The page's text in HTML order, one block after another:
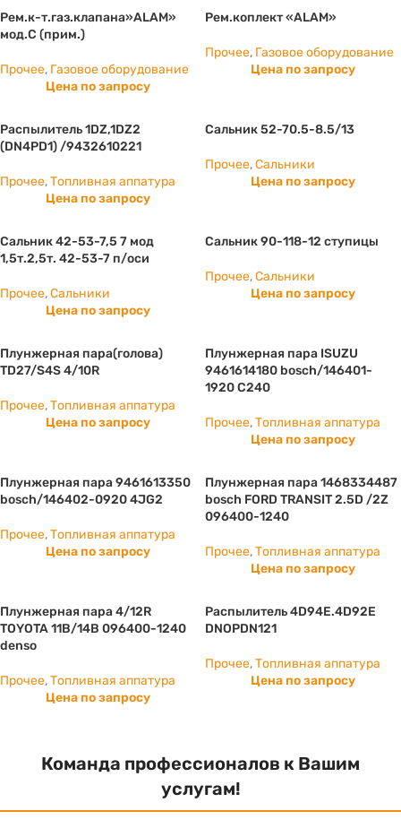
Рем.к-т.газ.клапана»ALAM»
мод.С (прим.)
Прочее, Газовое оборудование
Цена по запросу
Рем.коплект «ALAM»
Прочее, Газовое оборудование
Цена по запросу
Распылитель 1DZ,1DZ2
(DN4PD1) /9432610221
Прочее,Топливная аппатура
Цена по запросу
Сальник 52-70.5-8.5/13
Прочее,Сальники
Цена по запросу
Сальник 42-53-7,5 7 мод
1,5т.2,5т. 42-53-7 п/оси
Прочее,Сальники
Цена по запросу
Сальник 90-118-12 ступицы
Прочее,Сальники
Цена по запросу
Плунжерная пара(голова)
TD27/S4S 4/10R
Прочее,Топливная аппатура
Цена по запросу
Плунжерная пара ISUZU
9461614180 bosch/146401-
1920 С240
Прочее,Топливная аппатура
Цена по запросу
Плунжерная пара 9461613350
bosch/146402-0920 4JG2
Прочее,Топливная аппатура
Цена по запросу
Плунжерная пара 1468334487
bosch FORD TRANSIT 2.5D /2Z
096400-1240
Прочее,Топливная аппатура
Цена по запросу
Плунжерная пара 4/12R
TOYOTA 11B/14B 096400-1240
denso
Прочее,Топливная аппатура
Цена по запросу
Распылитель 4D94E.4D92E
DNOPDN121
Прочее,Топливная аппатура
Цена по запросу
Команда профессионалов к Вашим
услугам!